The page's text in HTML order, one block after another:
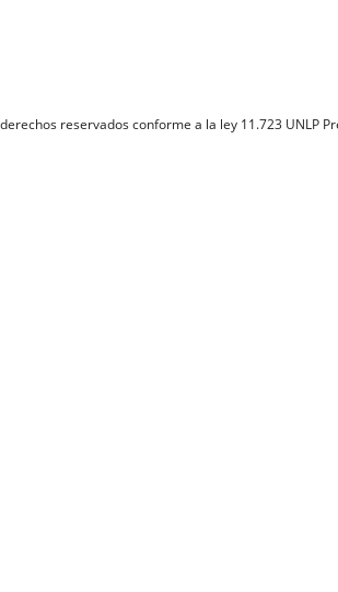
derechos reservados conforme a la ley 11.723 UNLP